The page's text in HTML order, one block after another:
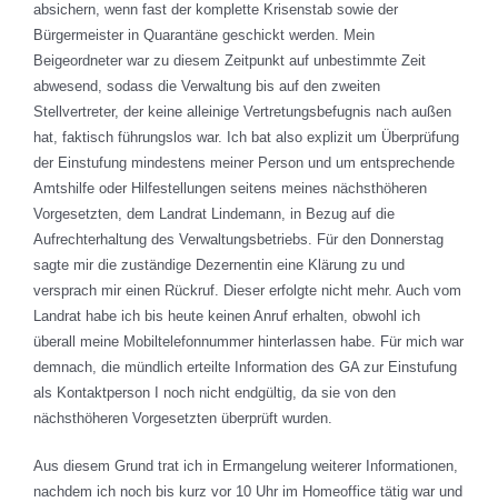
absichern, wenn fast der komplette Krisenstab sowie der
Bürgermeister in Quarantäne geschickt werden. Mein
Beigeordneter war zu diesem Zeitpunkt auf unbestimmte Zeit
abwesend, sodass die Verwaltung bis auf den zweiten
Stellvertreter, der keine alleinige Vertretungsbefugnis nach außen
hat, faktisch führungslos war. Ich bat also explizit um Überprüfung
der Einstufung mindestens meiner Person und um entsprechende
Amtshilfe oder Hilfestellungen seitens meines nächsthöheren
Vorgesetzten, dem Landrat Lindemann, in Bezug auf die
Aufrechterhaltung des Verwaltungsbetriebs. Für den Donnerstag
sagte mir die zuständige Dezernentin eine Klärung zu und
versprach mir einen Rückruf. Dieser erfolgte nicht mehr. Auch vom
Landrat habe ich bis heute keinen Anruf erhalten, obwohl ich
überall meine Mobiltelefonnummer hinterlassen habe. Für mich war
demnach, die mündlich erteilte Information des GA zur Einstufung
als Kontaktperson I noch nicht endgültig, da sie von den
nächsthöheren Vorgesetzten überprüft wurden.
Aus diesem Grund trat ich in Ermangelung weiterer Informationen,
nachdem ich noch bis kurz vor 10 Uhr im Homeoffice tätig war und